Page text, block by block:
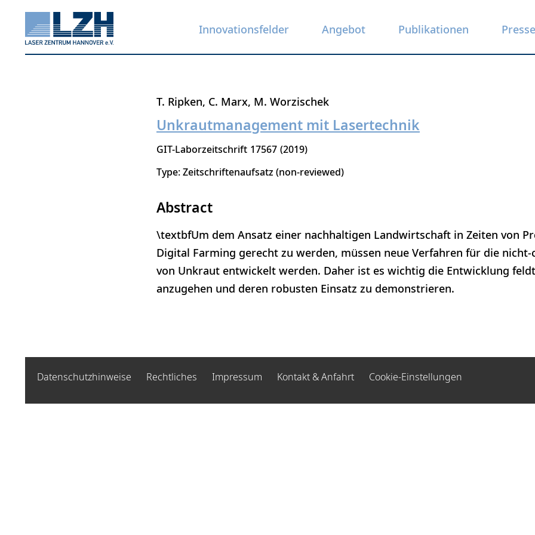
Innovationsfelder Angebot Publikationen Presse
T. Ripken C. Marx M. Worzischek
Unkrautmanagement mit Lasertechnik
GIT-Laborzeitschrift 17567 2019
Type: Zeitschriftenaufsatz (non-reviewed)
Abstract
\textbfUm dem Ansatz einer nachhaltigen Landwirtschaft in Zeiten von
Digital Farming gerecht zu werden, müssen neue Verfahren für die
von Unkraut entwickelt werden. Daher ist es wichtig die Entwicklung
anzugehen und deren robusten Einsatz zu demonstrieren.
Datenschutzhinweise Rechtliches Impressum Kontakt & Anfahrt Cookie-Einstellungen